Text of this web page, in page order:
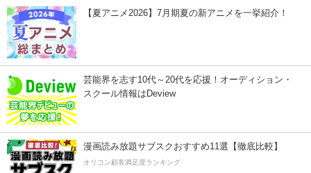
【夏アニメ2026】7月期夏の新アニメを一挙紹介！
芸能界を志す10代～20代を応援！オーディション・
スクール情報はDeview
漫画読み放題サブスクおすすめ11選【徹底比較】
オリコン顧客満足度ランキング